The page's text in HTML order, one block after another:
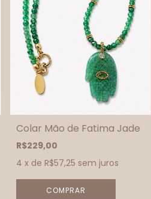
Colar Mão de Fatima Jade
R$229,00
4 x de R$57,25 sem juros